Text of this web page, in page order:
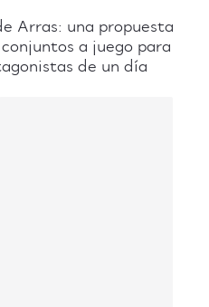
Arras: una propuesta
a juego para
de un día